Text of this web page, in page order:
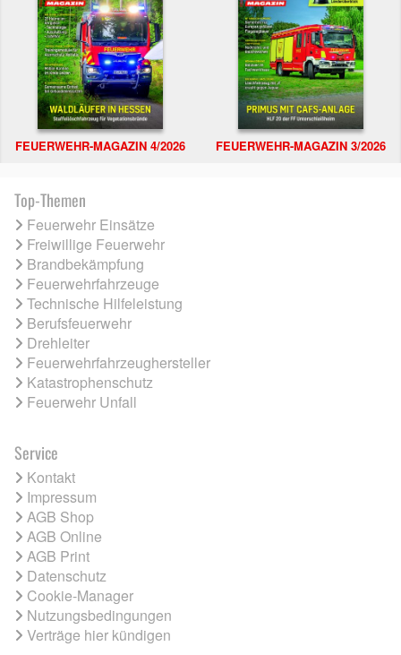
FEUERWEHR-MAGAZIN 4/2026 FEUERWEHR-MAGAZIN 3/2026
Top-Themen
Feuerwehr Einsätze
Freiwillige Feuerwehr
Brandbekämpfung
Feuerwehrfahrzeuge
Technische Hilfeleistung
Berufsfeuerwehr
Drehleiter
Feuerwehrfahrzeughersteller
Katastrophenschutz
Feuerwehr Unfall
Service
Kontakt
Impressum
AGB Shop
AGB Online
AGB Print
Datenschutz
Cookie-Manager
Nutzungsbedingungen
Verträge hier kündigen